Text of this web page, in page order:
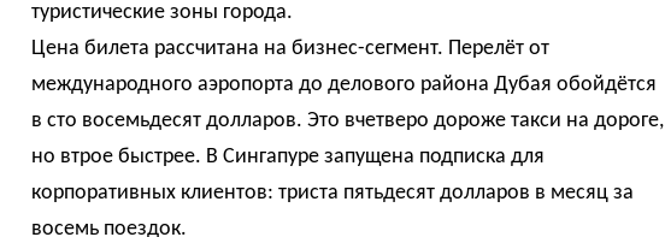
туристические зоны города.
Цена билета рассчитана на бизнес-сегмент. Перелёт от
международного аэропорта до делового района Дубая обойдётся
в сто восемьдесят долларов. Это вчетверо дороже такси на дороге,
но втрое быстрее. В Сингапуре запущена подписка для
корпоративных клиентов: триста пятьдесят долларов в месяц за
восемь поездок.